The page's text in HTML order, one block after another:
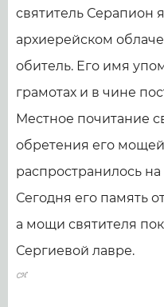
святитель Серапион
архиерейском
обитель. Его имя
грамотах и в чине
Местное почитание
обретения его мощей
распространилось
Сегодня его память
а мощи святителя
Сергиевой лавре.